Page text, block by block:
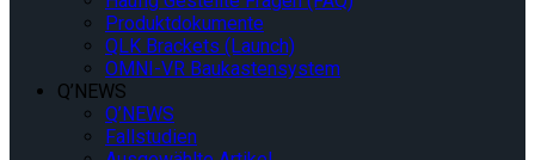
Produktdokumente
QLK Brackets (Launch)
OMNI-VR Baukastensystem
Q’NEWS
Q’NEWS
Fallstudien